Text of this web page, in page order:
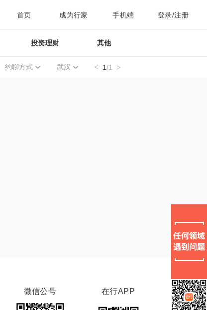
首页 成为行家 手机端 登录/注册
投资理财 其他
约聊方式 武汉 1/1
微信公号 在行APP